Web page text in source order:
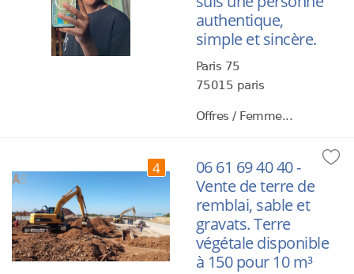
authentique,
simple et sincère.
Paris 75
75015 paris
Offres / Femme...
4
06 61 69 40 40 -
Vente de terre de
remblai, sable et
gravats. Terre
végétale disponible
à 150 pour 10 m³